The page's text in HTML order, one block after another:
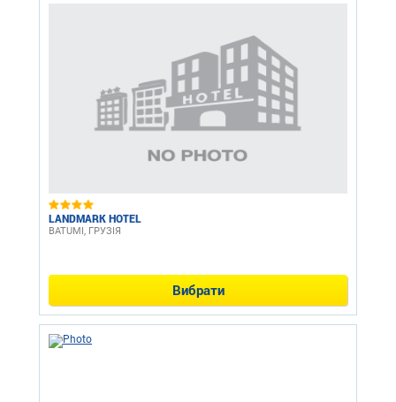
LANDMARK HOTEL
BATUMI, ГРУЗІЯ
Вибрати